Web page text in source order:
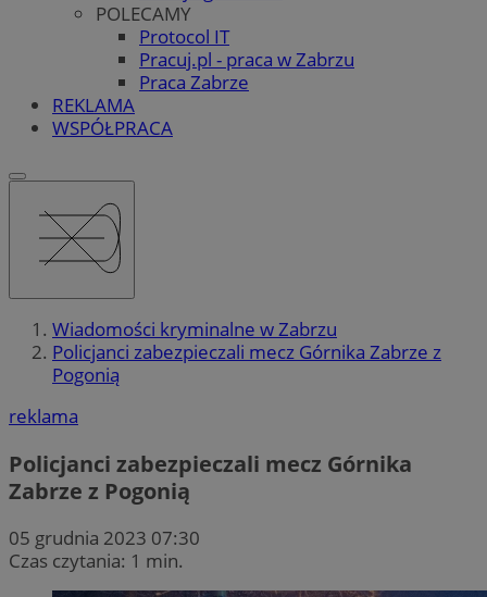
POLECAMY
Protocol IT
Pracuj.pl - praca w Zabrzu
Praca Zabrze
REKLAMA
WSPÓŁPRACA
Wiadomości kryminalne w Zabrzu
Policjanci zabezpieczali mecz Górnika Zabrze z
Pogonią
reklama
Policjanci zabezpieczali mecz Górnika
Zabrze z Pogonią
05 grudnia 2023 07:30
Czas czytania: 1 min.